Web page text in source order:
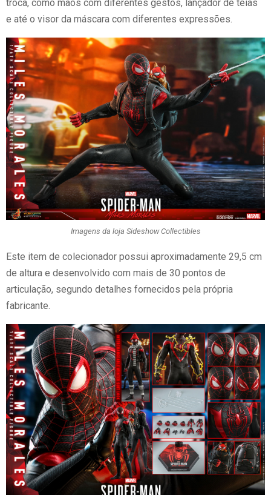
troca, como mãos com diferentes gestos, lançador de teias
e até o visor da máscara com diferentes expressões.
Imagens da loja Sideshow Collectibles
Este item de colecionador possui aproximadamente 29,5 cm
de altura e desenvolvido com mais de 30 pontos de
articulação, segundo detalhes fornecidos pela própria
fabricante.